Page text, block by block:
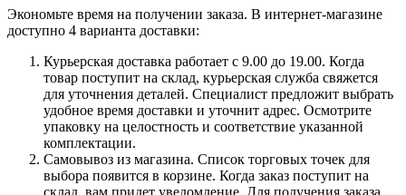
Экономьте время на получении заказа. В интернет-магазине
доступно 4 варианта доставки:
Курьерская доставка работает с 9.00 до 19.00. Когда
товар поступит на склад, курьерская служба свяжется
для уточнения деталей. Специалист предложит выбрать
удобное время доставки и уточнит адрес. Осмотрите
упаковку на целостность и соответствие указанной
комплектации.
Самовывоз из магазина. Список торговых точек для
выбора появится в корзине. Когда заказ поступит на
склад, вам придет уведомление. Для получения заказа